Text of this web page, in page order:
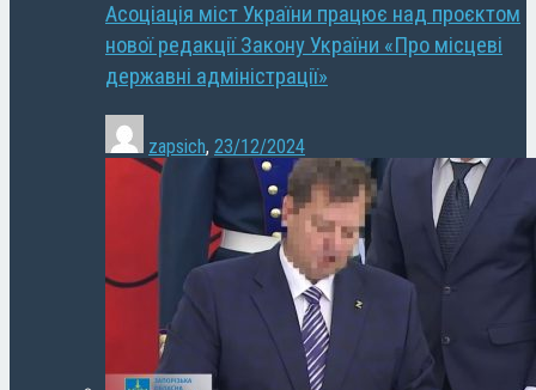
Асоціація міст України працює над проєктом
нової редакції Закону України «Про місцеві
державні адміністрації»
zapsich, 23/12/2024